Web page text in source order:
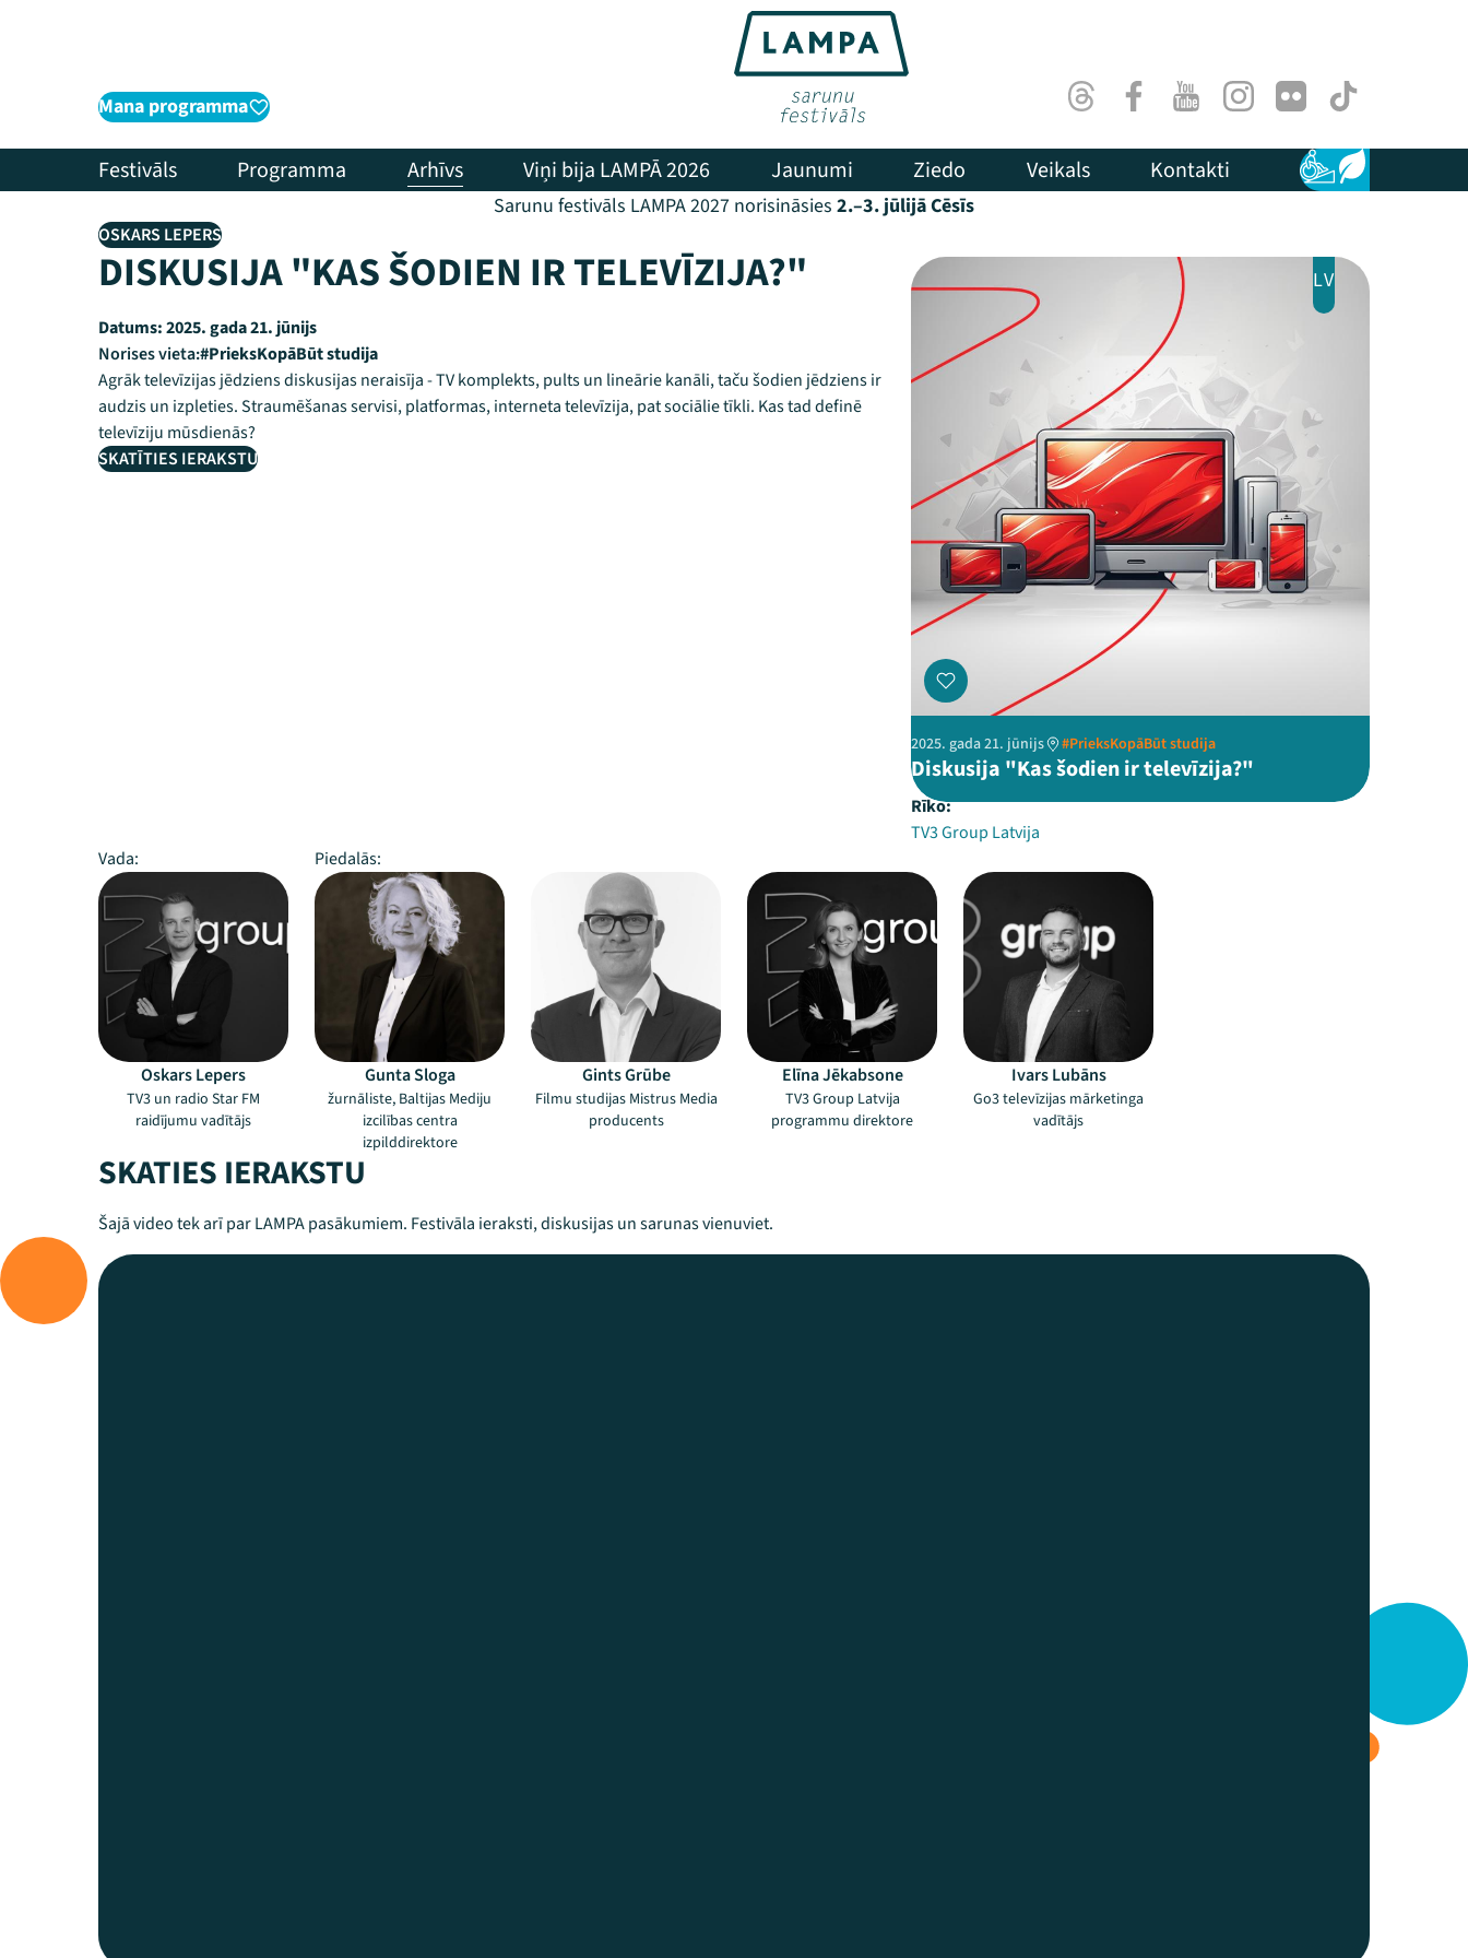
Mana programma ThreadsFacebookYoutubeInstagram
Flick TikTok
Festivāls Programma Arhīvs Viņi bija LAMPĀ 2026 Jaunumi Ziedo Veikals Kontakti Pieejamība
Ilgtspēja
Sarunu festivāls LAMPA 2027 norisināsies 2.–3. jūlijā Cēsīs
OSKARS LEPERS
DISKUSIJA "KAS ŠODIEN IR TELEVĪZIJA?"
Datums:2025. gada 21. jūnijs
Norises vieta:#PrieksKopāBūt studija
Agrāk televīzijas jēdziens diskusijas neraisīja - TV komplekts, pults un lineārie kanāli, taču šodien jēdziens ir
audzis un izpleties. Straumēšanas servisi, platformas, interneta televīzija, pat sociālie tīkli. Kas tad definē
televīziju mūsdienās?
SKATĪTIES IERAKSTU
LV
2025. gada 21. jūnijs #PrieksKopāBūt studija
Diskusija "Kas šodien ir televīzija?"
Rīko:
TV3 Group Latvija
Vada:
Piedalās:
Oskars Lepers
TV3 un radio Star FM
raidījumu vadītājs
Gunta Sloga
žurnāliste, Baltijas Mediju
izcilības centra
izpilddirektore
Gints Grūbe
Filmu studijas Mistrus Media
producents
Elīna Jēkabsone
TV3 Group Latvija
programmu direktore
Ivars Lubāns
Go3 televīzijas mārketinga
vadītājs
SKATIES IERAKSTU
Šajā video tek arī par LAMPA pasākumiem. Festivāla ieraksti, diskusijas un sarunas vienuviet.